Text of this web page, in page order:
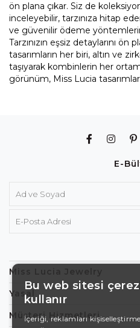
ön plana çıkar. Siz de
inceleyebilir, tarzınıza hitap
ve güvenilir ödeme
Tarzınızın eşsiz detaylarını ön
tasarımların her biri, altın ve
taşıyarak kombinlerin her
görünüm, Miss Lucia
E-
Miss Lucia Jewelry
Yasal
Müşteri Hizmetleri
Bu web sitesi
kullanır
İçeriği, reklamları